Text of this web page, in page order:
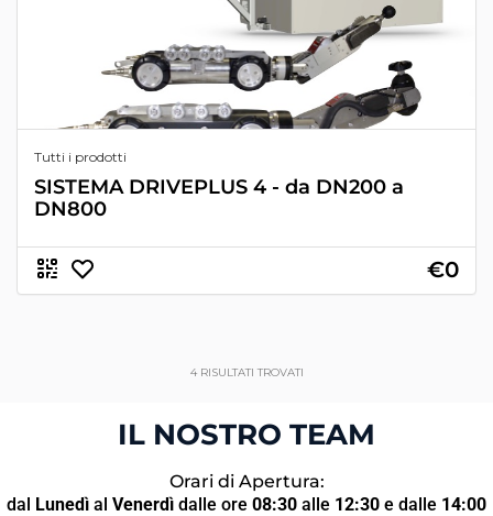
Tutti i prodotti
SISTEMA DRIVEPLUS 4 - da DN200 a
DN800
€0
4RISULTATI TROVATI
IL NOSTRO TEAM
Orari di Apertura:
dal Lunedì al Venerdì dalle ore 08:30 alle 12:30 e dalle 14:00